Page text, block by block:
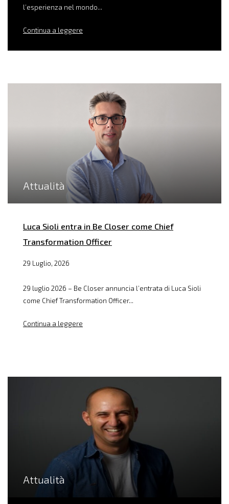
l’esperienza nel mondo...
Continua a leggere
Attualità
Luca Sioli entra in Be Closer come Chief
Transformation Officer
29 Luglio, 2026
29 luglio 2026 – Be Closer annuncia l’entrata di Luca Sioli
come Chief Transformation Officer...
Continua a leggere
Attualità